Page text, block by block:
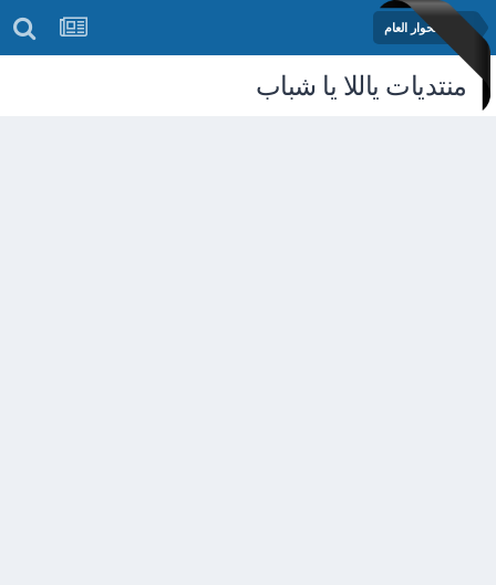
منتدى الحوار العام
منتديات ياللا يا شباب